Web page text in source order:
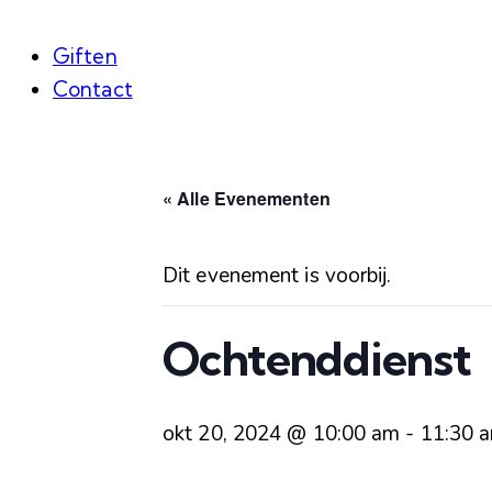
Giften
Contact
« Alle Evenementen
Dit evenement is voorbij.
Ochtenddienst
okt 20, 2024 @ 10:00 am - 11:30